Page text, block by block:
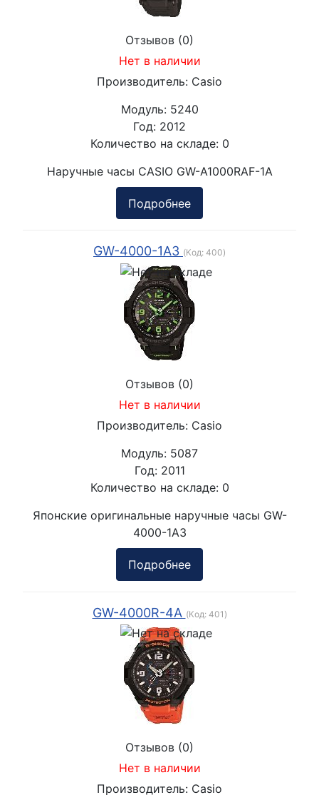
Отзывов (0)
Нет в наличии
Производитель: Casio
Модуль: 5240
Год: 2012
Количество на складе: 0
Наручные часы CASIO GW-A1000RAF-1A
Подробнее
GW-4000-1A3 (Код: 400)
Отзывов (0)
Нет в наличии
Производитель: Casio
Модуль: 5087
Год: 2011
Количество на складе: 0
Японские оригинальные наручные часы GW-
4000-1A3
Подробнее
GW-4000R-4A (Код: 401 )
Отзывов (0)
Нет в наличии
Производитель: Casio